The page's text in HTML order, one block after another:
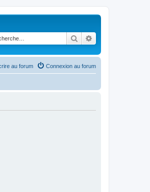
Rechercher
Connexion au forum
au forum